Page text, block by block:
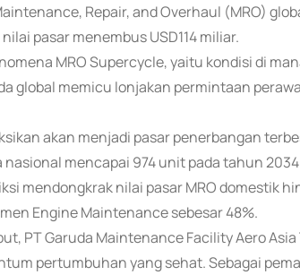
Repair, and Overhaul (MRO)
pasar menembus USD114 miliar.
MRO Supercycle, yaitu kondisi di
global memicu lonjakan permintaan
akan menjadi pasar penerbangan
mencapai 974 unit pada tahun
mendongkrak nilai pasar MRO domestik
Engine Maintenance sebesar 48%.
PT Garuda Maintenance Facility Aero
pertumbuhan yang sehat. Sebagai